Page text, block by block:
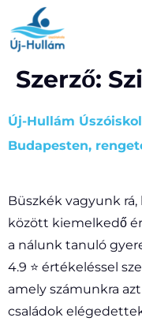
Szerző:
Új-Hullám
Budapesten,
Büszkék vagyunk
között kiemelkedő
a nálunk tanuló
4.9 ⭐️ értékeléssel
amely számunkra
családok